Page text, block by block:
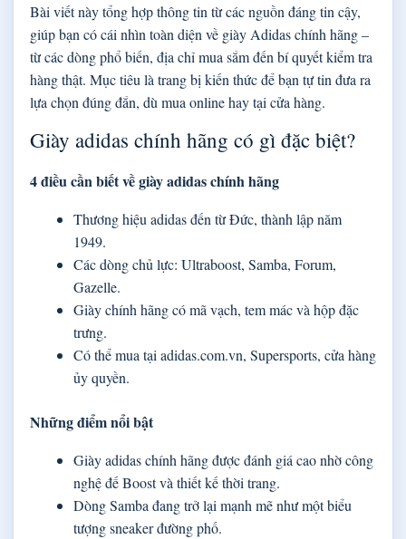
Bài viết này tổng hợp thông tin từ các nguồn đáng tin cậy,
giúp bạn có cái nhìn toàn diện về giày Adidas chính hãng –
từ các dòng phổ biến, địa chỉ mua sắm đến bí quyết kiểm tra
hàng thật. Mục tiêu là trang bị kiến thức để bạn tự tin đưa ra
lựa chọn đúng đắn, dù mua online hay tại cửa hàng.
Giày adidas chính hãng có gì đặc biệt?
4 điều cần biết về giày adidas chính hãng
Thương hiệu adidas đến từ Đức, thành lập năm
1949.
Các dòng chủ lực: Ultraboost, Samba, Forum,
Gazelle.
Giày chính hãng có mã vạch, tem mác và hộp đặc
trưng.
Có thể mua tại adidas.com.vn, Supersports, cửa hàng
ủy quyền.
Những điểm nổi bật
Giày adidas chính hãng được đánh giá cao nhờ công
nghệ đế Boost và thiết kế thời trang.
Dòng Samba đang trở lại mạnh mẽ như một biểu
tượng sneaker đường phố.